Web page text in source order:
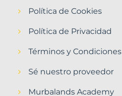
Política de Cookies
Política de Privacidad
Términos y Condiciones
Sé nuestro proveedor
Murbalands Academy